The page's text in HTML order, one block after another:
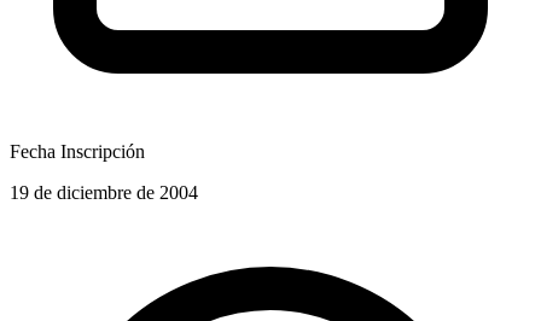
Fecha Inscripción
19 de diciembre de 2004